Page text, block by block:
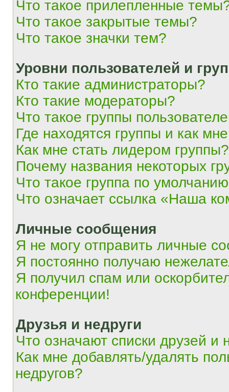
Что такое прилепленные
Что такое закрытые темы?
Что такое значки тем?
Уровни пользователей и
Кто такие администраторы?
Кто такие модераторы?
Что такое группы
Где находятся группы и как
Как мне стать лидером группы?
Почему названия некоторых
Что такое группа по
Что означает ссылка «Наша
Личные сообщения
Я не могу отправить личные
Я постоянно получаю
Я получил спам или
конференции!
Друзья и недруги
Что означают списки друзей и
Как мне добавлять/удалять
недругов?